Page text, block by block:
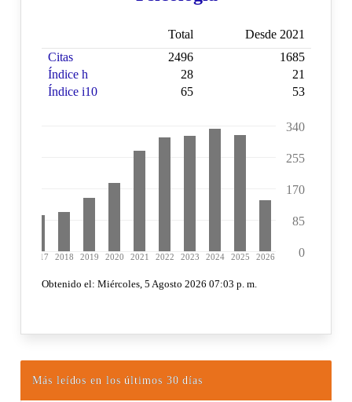
Más leídos en los últimos 30 días